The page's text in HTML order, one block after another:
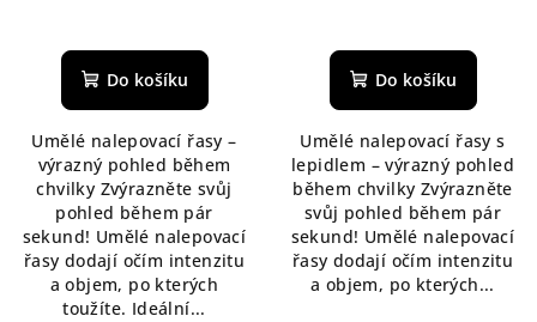
Do košíku
Umělé nalepovací řasy –
výrazný pohled během
chvilky Zvýrazněte svůj
pohled během pár
sekund! Umělé nalepovací
řasy dodají očím intenzitu
a objem, po kterých
toužíte. Ideální...
Do košíku
Umělé nalepovací řasy s
lepidlem – výrazný pohled
během chvilky Zvýrazněte
svůj pohled během pár
sekund! Umělé nalepovací
řasy dodají očím intenzitu
a objem, po kterých...